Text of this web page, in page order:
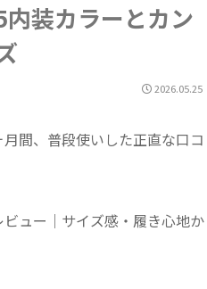
装カラーとカン
2026.05.25
間、普段使いした正直な口コ
ュー｜サイズ感・履き心地か